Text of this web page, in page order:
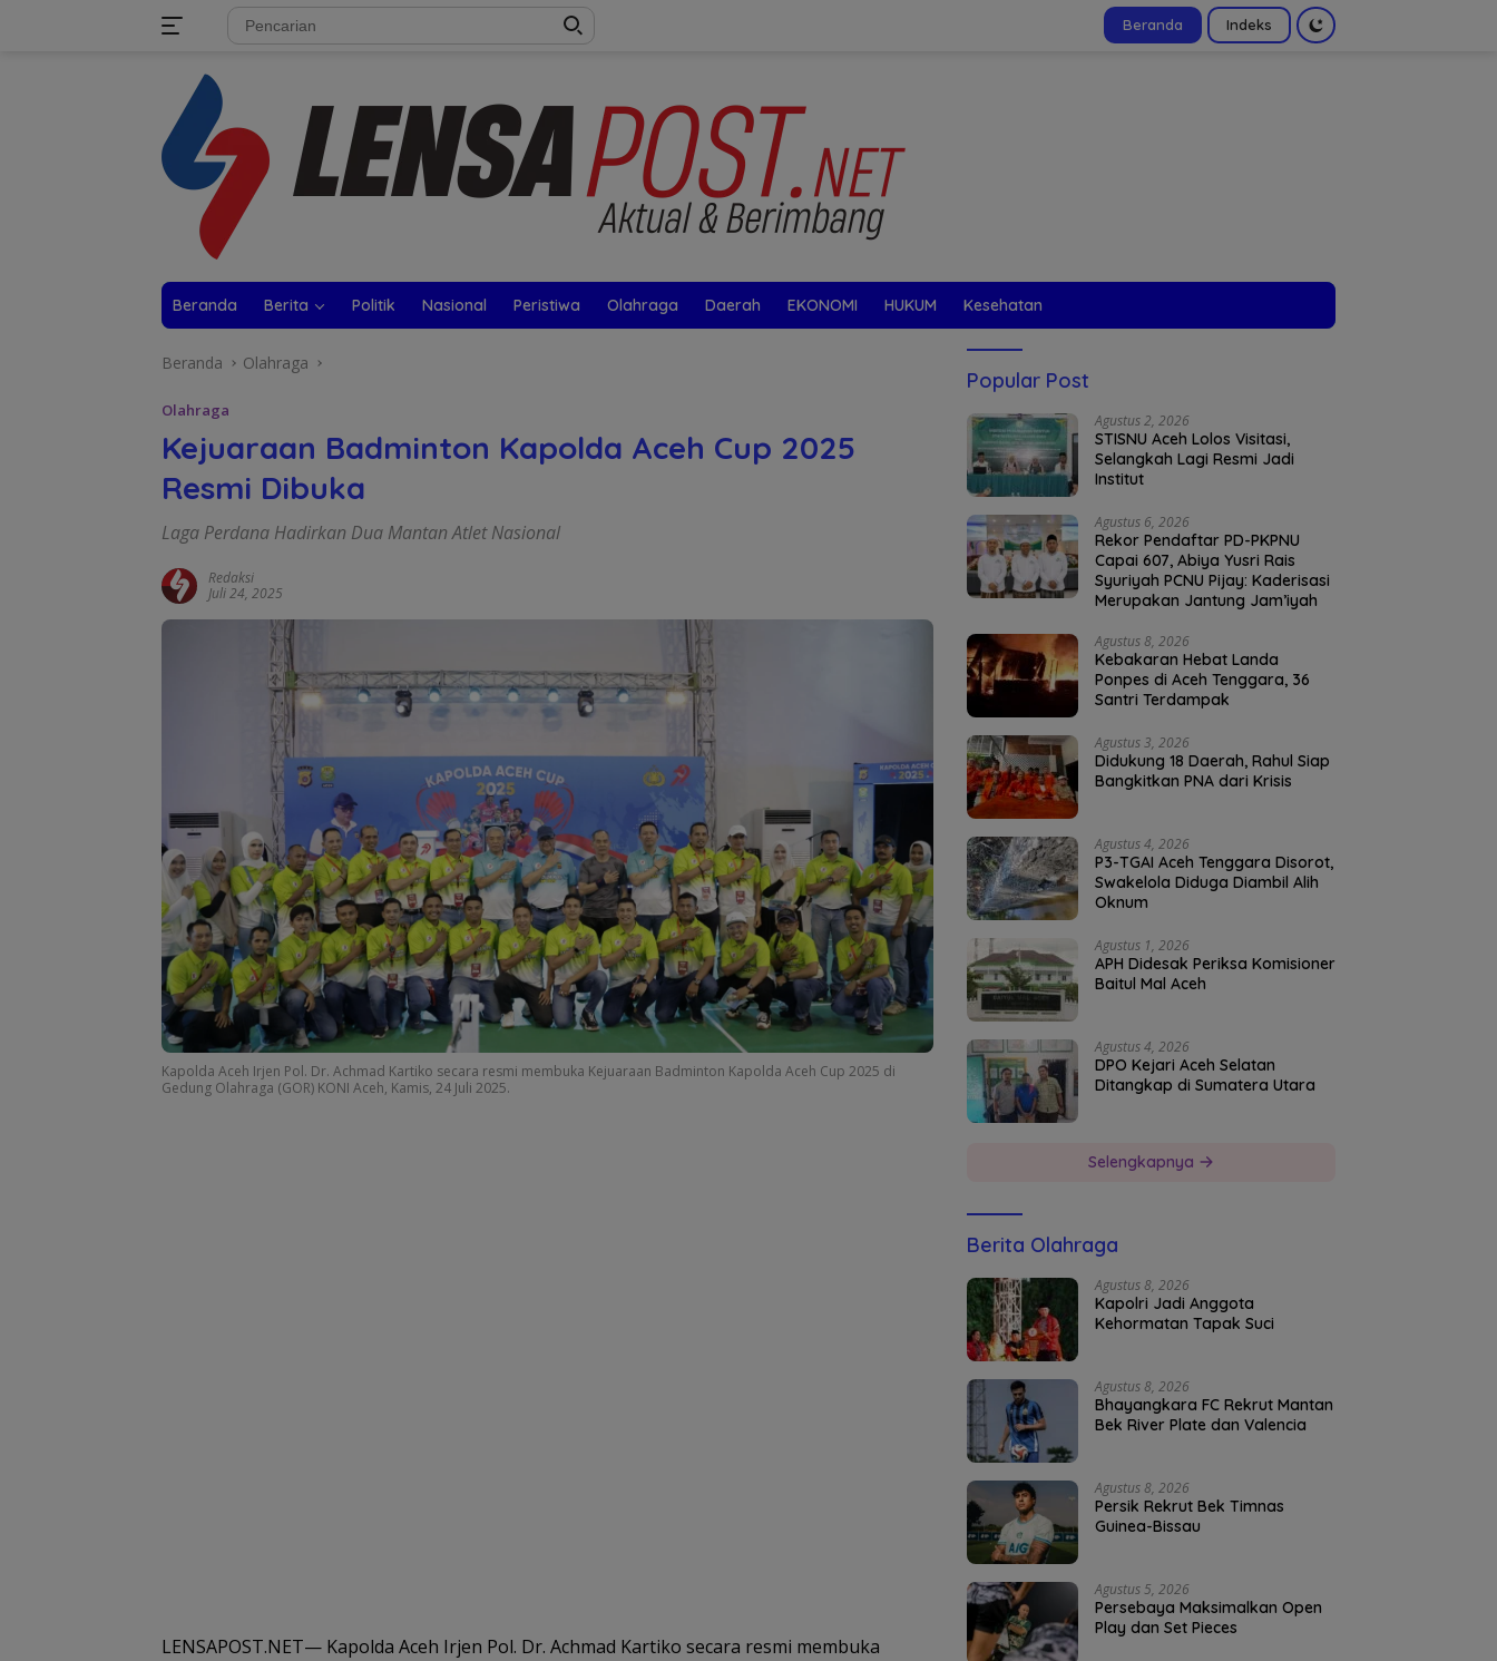
Beranda Indeks
Beranda Berita Politik Nasional Peristiwa Olahraga Daerah EKONOMI HUKUM Kesehatan
Beranda Olahraga
Olahraga
Kejuaraan Badminton Kapolda Aceh Cup 2025
Resmi Dibuka
Laga Perdana Hadirkan Dua Mantan Atlet Nasional
Redaksi
Juli 24, 2025
Kapolda Aceh Irjen Pol. Dr. Achmad Kartiko secara resmi membuka Kejuaraan Badminton Kapolda Aceh Cup 2025 di
Gedung Olahraga (GOR) KONI Aceh, Kamis, 24 Juli 2025.
LENSAPOST.NET— Kapolda Aceh Irjen Pol. Dr. Achmad Kartiko secara resmi membuka
Popular Post
Agustus 2, 2026
STISNU Aceh Lolos Visitasi,
Selangkah Lagi Resmi Jadi
Institut
Agustus 6, 2026
Rekor Pendaftar PD-PKPNU
Capai 607, Abiya Yusri Rais
Syuriyah PCNU Pijay: Kaderisasi
Merupakan Jantung Jam’iyah
Agustus 8, 2026
Kebakaran Hebat Landa
Ponpes di Aceh Tenggara, 36
Santri Terdampak
Agustus 3, 2026
Didukung 18 Daerah, Rahul Siap
Bangkitkan PNA dari Krisis
Agustus 4, 2026
P3-TGAI Aceh Tenggara Disorot,
Swakelola Diduga Diambil Alih
Oknum
Agustus 1, 2026
APH Didesak Periksa Komisioner
Baitul Mal Aceh
Agustus 4, 2026
DPO Kejari Aceh Selatan
Ditangkap di Sumatera Utara
Selengkapnya
Berita Olahraga
Agustus 8, 2026
Kapolri Jadi Anggota
Kehormatan Tapak Suci
Agustus 8, 2026
Bhayangkara FC Rekrut Mantan
Bek River Plate dan Valencia
Agustus 8, 2026
Persik Rekrut Bek Timnas
Guinea-Bissau
Agustus 5, 2026
Persebaya Maksimalkan Open
Play dan Set Pieces